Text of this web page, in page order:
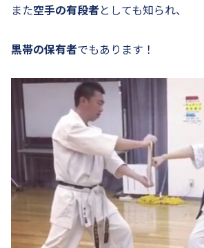
また空手の有段者としても知られ、
黒帯の保有者でもあります！